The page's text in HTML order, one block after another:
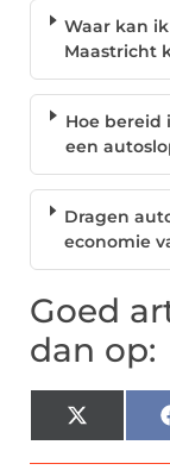
Waar kan
Maastricht
Hoe bereid
een
Dragen
economie
Goed
dan op:
X
(Twitter)